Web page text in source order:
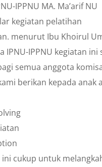
IPPNU MA. Ma’arif NU
kegiatan pelatihan
menurut Ibu Khoirul
IPNU-IPPNU kegiatan ini
semua anggota
berikan kepada anak
cukup untuk